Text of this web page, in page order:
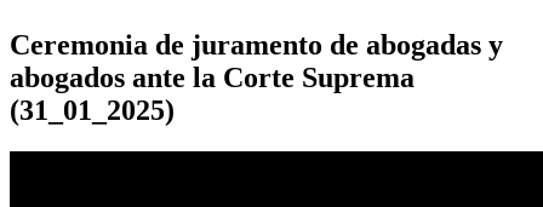
Ceremonia de juramento de abogadas y
abogados ante la Corte Suprema
(31_01_2025)